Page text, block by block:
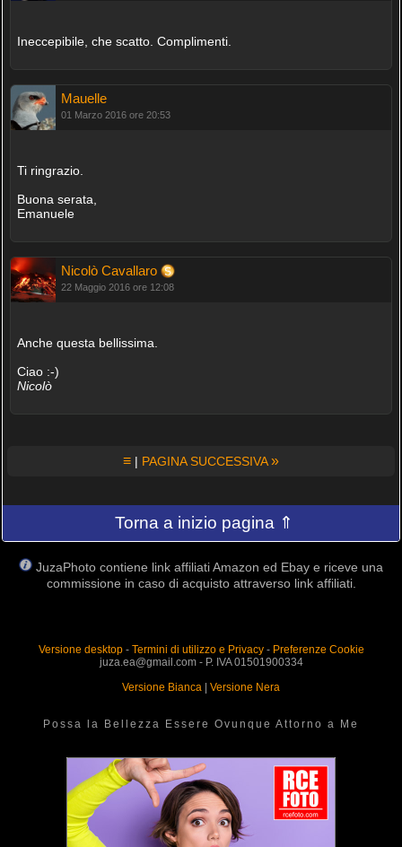
Ineccepibile, che scatto. Complimenti.
Mauelle
01 Marzo 2016 ore 20:53
Ti ringrazio.
Buona serata,
Emanuele
Nicolò Cavallaro
22 Maggio 2016 ore 12:08
Anche questa bellissima.
Ciao :-)
Nicolò
≡ | PAGINA SUCCESSIVA»
Torna a inizio pagina ⇑
JuzaPhoto contiene link affiliati Amazon ed Ebay e riceve una
commissione in caso di acquisto attraverso link affiliati.
Versione desktop- Termini di utilizzo e Privacy- Preferenze Cookie
juza.ea@gmail.com - P. IVA 01501900334
Versione Bianca
Versione Nera
Possa la Bellezza Essere Ovunque Attorno a Me